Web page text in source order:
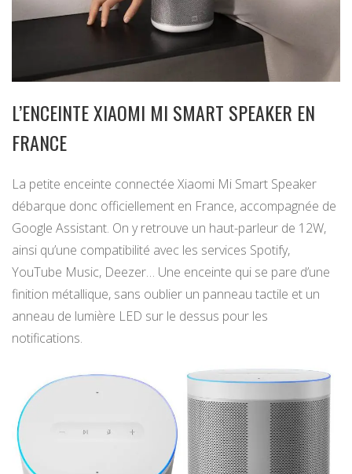
L’ENCEINTE XIAOMI MI SMART SPEAKER EN
FRANCE
La petite enceinte connectée Xiaomi Mi Smart Speaker
débarque donc officiellement en France, accompagnée de
Google Assistant. On y retrouve un haut-parleur de 12W,
ainsi qu’une compatibilité avec les services Spotify,
YouTube Music, Deezer… Une enceinte qui se pare d’une
finition métallique, sans oublier un panneau tactile et un
anneau de lumière LED sur le dessus pour les
notifications.